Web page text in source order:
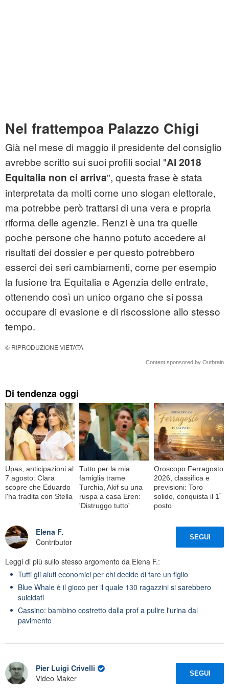
Nel frattempoa Palazzo Chigi
Già nel mese di maggio il presidente del consiglio
avrebbe scritto sui suoi profili social "Al 2018
Equitalia non ci arriva", questa frase è stata
interpretata da molti come uno slogan elettorale,
ma potrebbe però trattarsi di una vera e propria
riforma delle agenzie. Renzi è una tra quelle
poche persone che hanno potuto accedere ai
risultati dei dossier e per questo potrebbero
esserci dei seri cambiamenti, come per esempio
la fusione tra Equitalia e Agenzia delle entrate,
ottenendo così un unico organo che si possa
occupare di evasione e di riscossione allo stesso
tempo.
© RIPRODUZIONE VIETATA
Content sponsored by Outbrain
Di tendenza oggi
Upas, anticipazioni al
7 agosto: Clara
scopre che Eduardo
l'ha tradita con Stella
Tutto per la mia
famiglia trame
Turchia, Akif su una
ruspa a casa Eren:
'Distruggo tutto'
Oroscopo Ferragosto
2026, classifica e
previsioni: Toro
solido, conquista il 1ﾟ
posto
Elena F.
Contributor
SEGUI
Leggi di più sullo stesso argomento da Elena F.:
Tutti gli aiuti economici per chi decide di fare un figlio
Blue Whale è il gioco per il quale 130 ragazzini si sarebbero
suicidati
Cassino: bambino costretto dalla prof a pulire l'urina dal
pavimento
Pier Luigi Crivelli
Video Maker
SEGUI